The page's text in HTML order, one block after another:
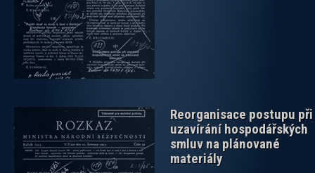
Reorganisace postupu při
uzavírání hospodářských
smluv na plánované
materiály